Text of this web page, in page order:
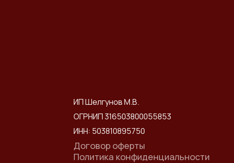
ИП Шелгунов М.В.
ОГРНИП 316503800055853
ИНН: 503810895750
Договор оферты
Политика конфиденциальности